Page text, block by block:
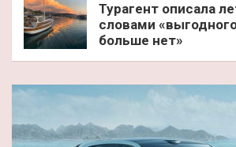
Турагент описала
словами
больше нет»